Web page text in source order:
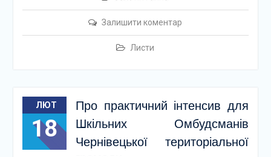
Залишити коментар
Листи
ЛЮТ
18
Про практичний інтенсив для
Шкільних Омбудсманів
Чернівецької територіальної